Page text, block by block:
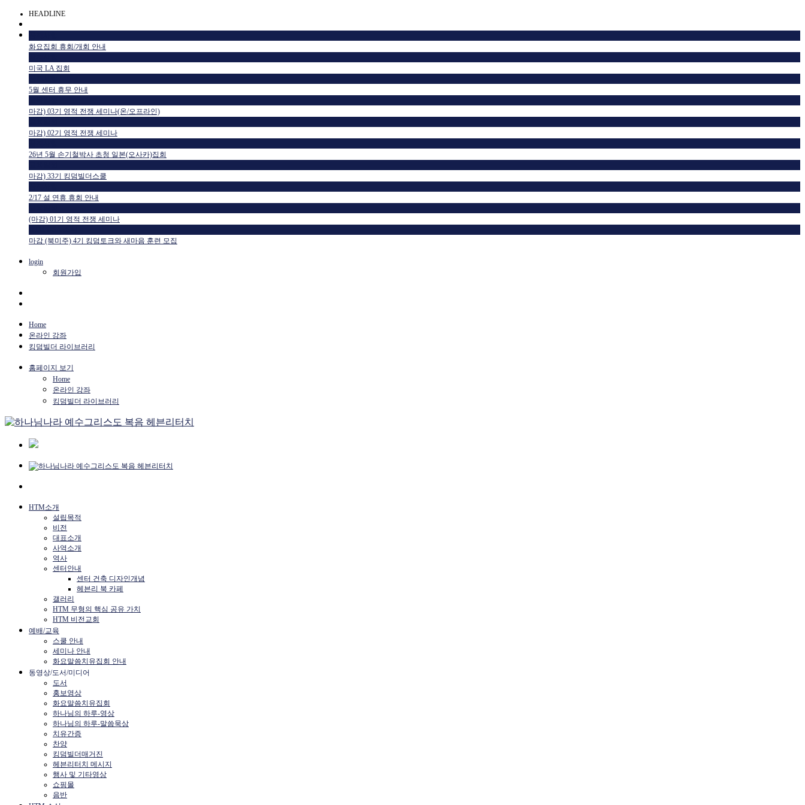
HEADLINE
화요집회 휴회/개회 안내
미국 LA 집회
5월 센터 휴무 안내
마감) 03기 영적 전쟁 세미나(온/오프라인)
마감) 02기 영적 전쟁 세미나
26년 5월 손기철박사 초청 일본(오사카)집회
마감) 33기 킹덤빌더스쿨
2/17 설 연휴 휴회 안내
(마감) 01기 영적 전쟁 세미나
마감 (북미주) 4기 킹덤토크와 새마음 훈련 모집
login
회원가입
Home
온라인 강좌
킹덤빌더 라이브러리
홈페이지 보기
Home
온라인 강좌
킹덤빌더 라이브러리
HTM소개
설립목적
비전
대표소개
사역소개
역사
센터안내
센터 건축 디자인개념
헤븐리 북 카페
갤러리
HTM 무형의 핵심 공유 가치
HTM 비전교회
예배/교육
스쿨 안내
세미나 안내
화요말씀치유집회 안내
동영상/도서/미디어
도서
홍보영상
화요말씀치유집회
하나님의 하루-영상
하나님의 하루-말씀묵상
치유간증
찬양
킹덤빌더매거진
헤븐리터치 메시지
행사 및 기타영상
쇼핑몰
음반